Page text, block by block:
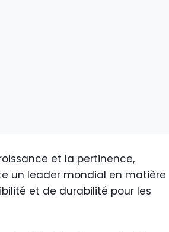
et la pertinence,
un leader mondial en matière
et de durabilité pour les